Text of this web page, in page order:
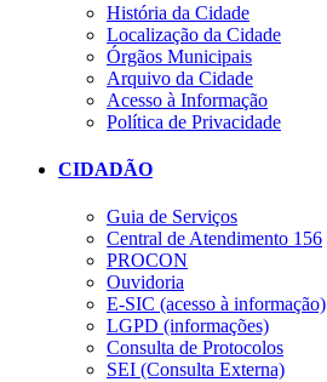
História da Cidade
Localização da Cidade
Órgãos Municipais
Arquivo da Cidade
Acesso à Informação
Política de Privacidade
CIDADÃO
Guia de Serviços
Central de Atendimento 156
PROCON
Ouvidoria
E-SIC (acesso à informação)
LGPD (informações)
Consulta de Protocolos
SEI (Consulta Externa)